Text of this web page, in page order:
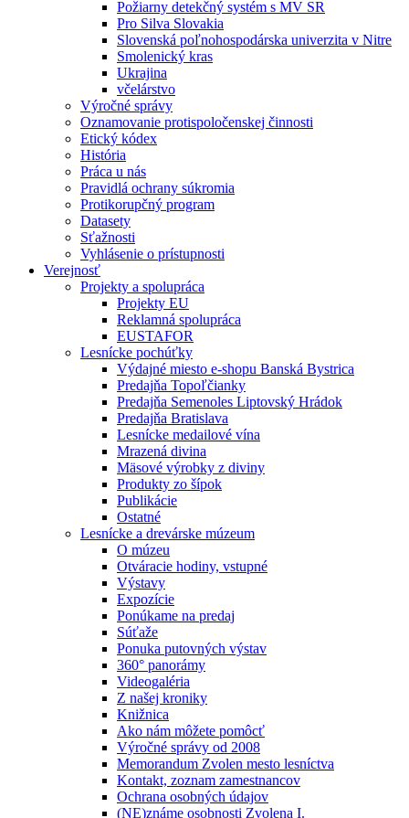
Požiarny detekčný systém s MV SR
Pro Silva Slovakia
Slovenská poľnohospodárska univerzita v Nitre
Smolenický kras
Ukrajina
včelárstvo
Výročné správy
Oznamovanie protispoločenskej činnosti
Etický kódex
História
Práca u nás
Pravidlá ochrany súkromia
Protikorupčný program
Datasety
Sťažnosti
Vyhlásenie o prístupnosti
Verejnosť
Projekty a spolupráca
Projekty EU
Reklamná spolupráca
EUSTAFOR
Lesnícke pochúťky
Výdajné miesto e-shopu Banská Bystrica
Predajňa Topoľčianky
Predajňa Semenoles Liptovský Hrádok
Predajňa Bratislava
Lesnícke medailové vína
Mrazená divina
Mäsové výrobky z diviny
Produkty zo šípok
Publikácie
Ostatné
Lesnícke a drevárske múzeum
O múzeu
Otváracie hodiny, vstupné
Výstavy
Expozície
Ponúkame na predaj
Súťaže
Ponuka putovných výstav
360° panorámy
Videogaléria
Z našej kroniky
Knižnica
Ako nám môžete pomôcť
Výročné správy od 2008
Memorandum Zvolen mesto lesníctva
Kontakt, zoznam zamestnancov
Ochrana osobných údajov
(NE)známe osobnosti Zvolena I.